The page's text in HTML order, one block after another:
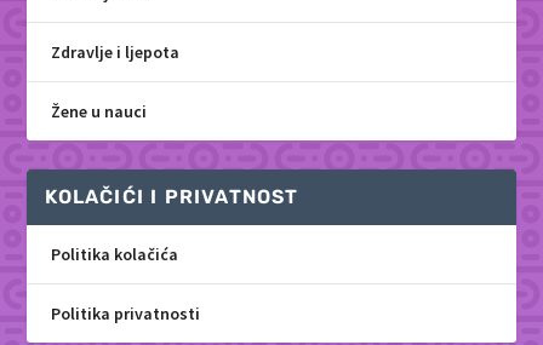
Zdravlje i ljepota
Žene u nauci
KOLAČIĆI I PRIVATNOST
Politika kolačića
Politika privatnosti